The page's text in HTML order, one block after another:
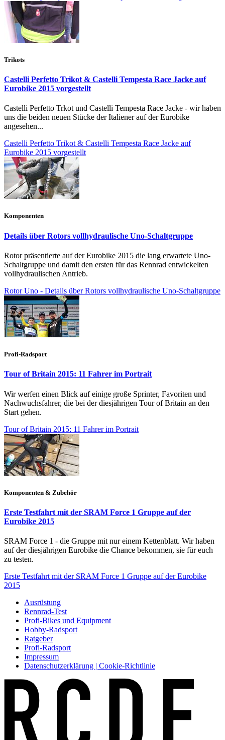
Trikots
Castelli Perfetto Trikot & Castelli Tempesta Race Jacke auf
Eurobike 2015 vorgestellt
Castelli Perfetto Trkot und Castelli Tempesta Race Jacke - wir haben
uns die beiden neuen Stücke der Italiener auf der Eurobike
angesehen...
Castelli Perfetto Trikot & Castelli Tempesta Race Jacke auf
Eurobike 2015 vorgestellt
Komponenten
Details über Rotors vollhydraulische Uno-Schaltgruppe
Rotor präsentierte auf der Eurobike 2015 die lang erwartete Uno-
Schaltgruppe und damit den ersten für das Rennrad entwickelten
vollhydraulischen Antrieb.
Rotor Uno - Details über Rotors vollhydraulische Uno-Schaltgruppe
Profi-Radsport
Tour of Britain 2015: 11 Fahrer im Portrait
Wir werfen einen Blick auf einige große Sprinter, Favoriten und
Nachwuchsfahrer, die bei der diesjährigen Tour of Britain an den
Start gehen.
Tour of Britain 2015: 11 Fahrer im Portrait
Komponenten & Zubehör
Erste Testfahrt mit der SRAM Force 1 Gruppe auf der
Eurobike 2015
SRAM Force 1 - die Gruppe mit nur einem Kettenblatt. Wir haben
auf der diesjährigen Eurobike die Chance bekommen, sie für euch
zu testen.
Erste Testfahrt mit der SRAM Force 1 Gruppe auf der Eurobike
2015
Ausrüstung
Rennrad-Test
Profi-Bikes und Equipment
Hobby-Radsport
Ratgeber
Profi-Radsport
Impressum
Datenschutzerklärung | Cookie-Richtlinie